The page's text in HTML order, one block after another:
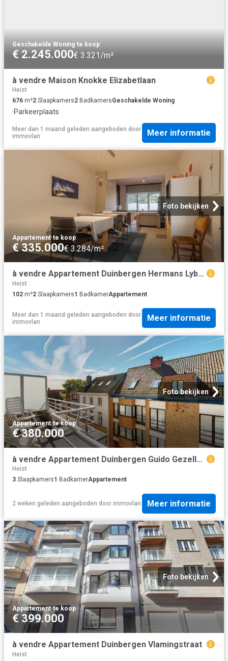
Geschakelde Woning·te koop
€ 2.245.000€ 3.321/m²
à vendre Maison Knokke Elizabetlaan
Heist
676 m²2 Slaapkamers2 BadkamersGeschakelde Woning
·Parkeerplaats
Meer dan 1 maand geleden aangeboden door
immovlan
Meer informatie
Foto bekijken
Appartement·te koop
€ 335.000€ 3.284/m²
à vendre Appartement Duinbergen Hermans Lybaertstraat
Heist
102 m²2 Slaapkamers1 BadkamerAppartement
Meer dan 1 maand geleden aangeboden door
immovlan
Meer informatie
Foto bekijken
Appartement·te koop
€ 380.000
à vendre Appartement Duinbergen Guido Gezellestraat
Heist
3 Slaapkamers1 BadkamerAppartement
2 weken geleden aangeboden door immovlan Meer informatie
Foto bekijken
Appartement·te koop
€ 399.000
à vendre Appartement Duinbergen Vlamingstraat
Heist